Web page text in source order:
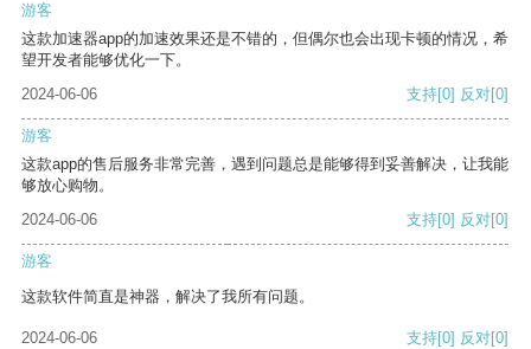
游客
这款加速器app的加速效果还是不错的，但偶尔也会出现卡顿的情况，希
望开发者能够优化一下。
2024-06-06
支持[0] 反对[0]
游客
这款app的售后服务非常完善，遇到问题总是能够得到妥善解决，让我能
够放心购物。
2024-06-06
支持[0] 反对[0]
游客
这款软件简直是神器，解决了我所有问题。
2024-06-06 支持[0] 反对[0]